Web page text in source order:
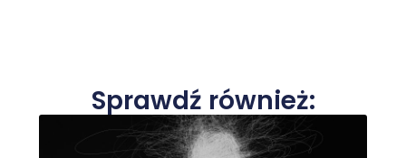
Sprawdź również: